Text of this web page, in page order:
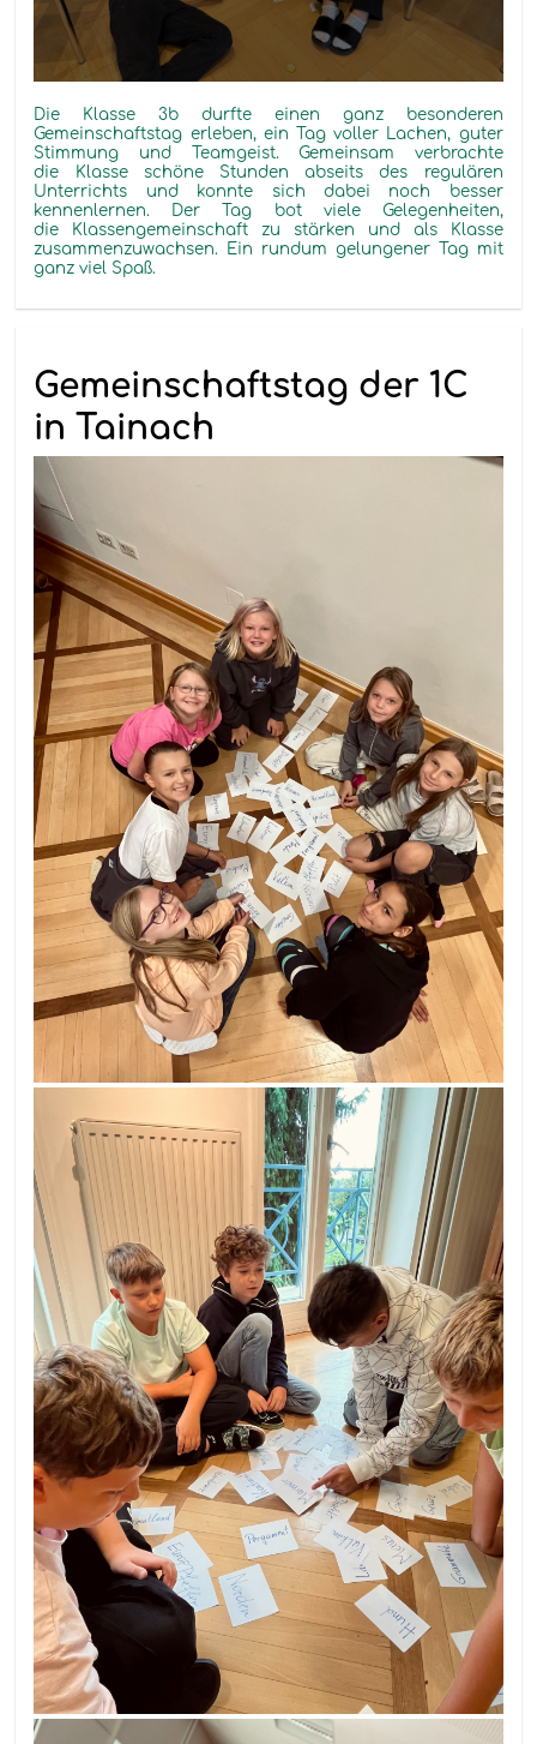
Die Klasse 3b durfte einen ganz besonderen
Gemeinschaftstag erleben, ein Tag voller Lachen, guter
Stimmung und Teamgeist. Gemeinsam verbrachte
die Klasse schöne Stunden abseits des regulären
Unterrichts und konnte sich dabei noch besser
kennenlernen. Der Tag bot viele Gelegenheiten,
die Klassengemeinschaft zu stärken und als Klasse
zusammenzuwachsen. Ein rundum gelungener Tag mit
ganz viel Spaß.
Gemeinschaftstag der 1C
in Tainach